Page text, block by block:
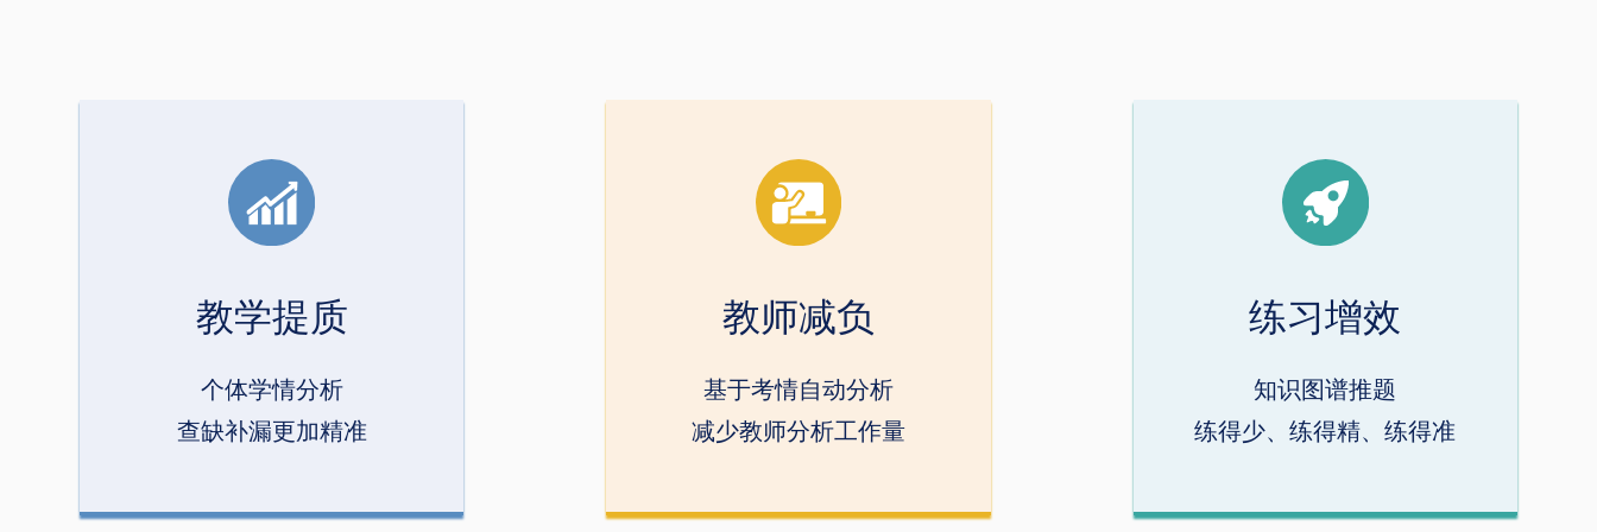
教学提质
个体学情分析
查缺补漏更加精准
教师减负
基于考情自动分析
减少教师分析工作量
练习增效
知识图谱推题
练得少、练得精、练得准